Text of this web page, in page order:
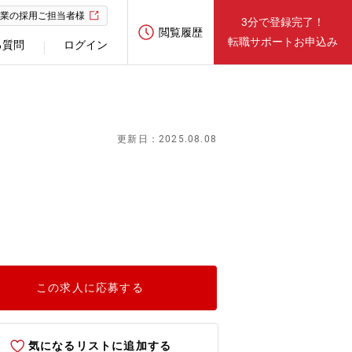
の採用ご担当者様
問 ログイン
閲覧履歴
3分で登録完了！
転職サポートお申込み
更新日：2025.08.08
この求人に応募する
気になるリストに追加する